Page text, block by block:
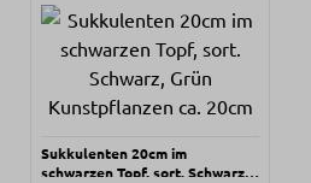
Sukkulenten 20cm im
schwarzen Topf, sort. Schwarz,